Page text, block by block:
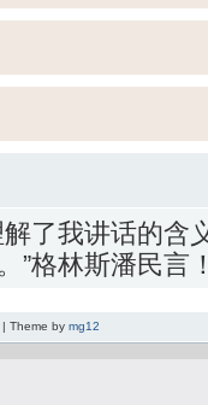
了我讲话的含
”格林斯潘民言
Theme by mg12